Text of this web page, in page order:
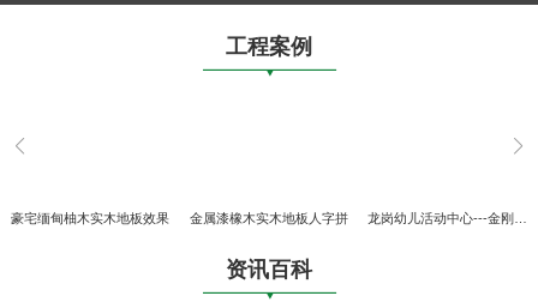
工程案例
豪宅缅甸柚木实木地板效果 金属漆橡木实木地板人字拼
资讯百科